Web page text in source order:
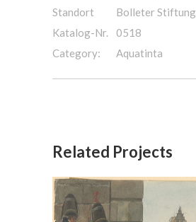
Standort
Bolleter Stiftung
Katalog-Nr.
0518
Category:
Aquatinta
Related Projects